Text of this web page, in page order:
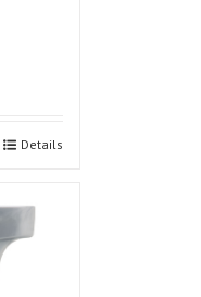
Details